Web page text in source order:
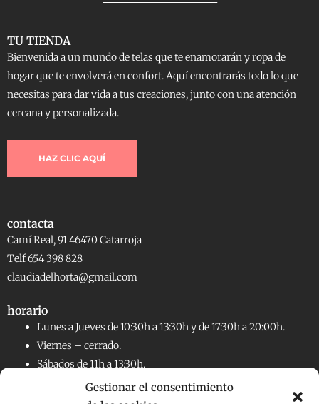
Gestionar el consentimiento
TU TIENDA
Bienvenida a un mundo de telas que te enamorarán y ropa de
hogar que te envolverá en confort. Aquí encontrarás todo lo que
necesitas para dar vida a tus creaciones, junto con una atención
cercana y personalizada.
HAZ CLIC AQUÍ
contacta
Camí Real, 91 46470 Catarroja
Telf 654 398 828
claudiadelhorta@gmail.com
horario
Lunes a Jueves de 10:30h a 13:30h y de 17:30h a 20:00h.
Viernes – cerrado.
Sábados de 11h a 13:30h.